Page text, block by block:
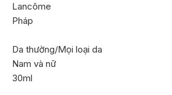
Lancôme
Pháp
Da thường/Mọi loại da
Nam và nữ
30ml